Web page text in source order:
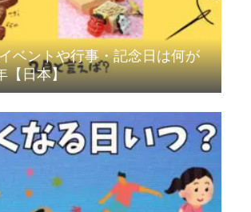
ベントや行事・記念日は何が
【日本】